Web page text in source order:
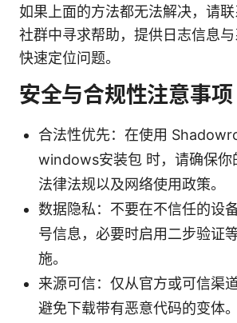
如果上面的方法都无法解决，请
社群中寻求帮助，提供日志信息
快速定位问题。
安全与合规性注意事项
合法性优先：在使用
windows安装包 时，请确保你
法律法规以及网络使用政策。
数据隐私：不要在不信任的设
号信息，必要时启用二步验证
施。
来源可信：仅从官方或可信渠
避免下载带有恶意代码的变体。